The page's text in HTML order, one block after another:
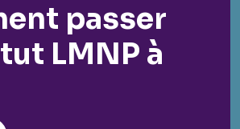
passer
LMNP à